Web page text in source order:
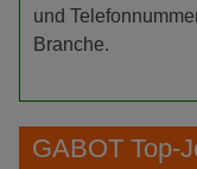
und
Branche.
GABOT Top-